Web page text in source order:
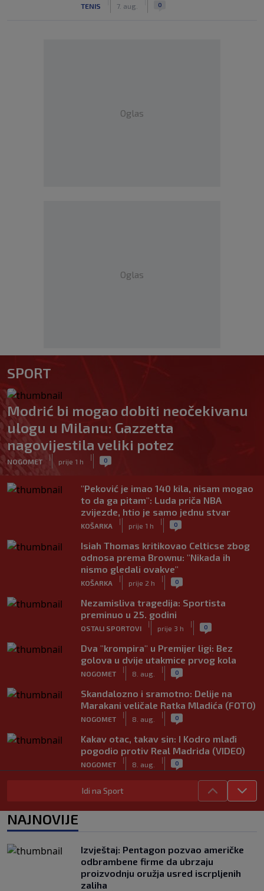
TENIS 7. aug. 0
Oglas
Oglas
SPORT
Modrić bi mogao dobiti neočekivanu
ulogu u Milanu: Gazzetta
nagovijestila veliki potez
NOGOMET
|
prije 1 h
| 0
"Peković je imao 140 kila, nisam mogao
to da ga pitam": Luda priča NBA
zvijezde, htio je samo jednu stvar
KOŠARKA
|
prije 1 h
| 0
Isiah Thomas kritikovao Celticse zbog
odnosa prema Brownu: "Nikada ih
nismo gledali ovakve"
KOŠARKA
|
prije 2 h
| 0
Nezamisliva tragedija: Sportista
preminuo u 25. godini
OSTALI SPORTOVI
|
prije 3 h
| 0
Dva "krompira" u Premijer ligi: Bez
golova u dvije utakmice prvog kola
NOGOMET
|
8. aug.
| 0
Skandalozno i sramotno: Delije na
Marakani veličale Ratka Mladića (FOTO)
NOGOMET
|
8. aug.
| 0
Kakav otac, takav sin: I Kodro mlađi
pogodio protiv Real Madrida (VIDEO)
NOGOMET
|
8. aug.
| 0
Sudija dosjetljivim komentarom
nasmijao publiku nakon žalbe tenisera
nasrnuo na gostujuće fudbalere
(VIDEO)
NOGOMET
|
8. aug.
| 0
Idi na Sport
NAJNOVIJE
Izvještaj: Pentagon pozvao američke
odbrambene firme da ubrzaju
proizvodnju oružja usred iscrpljenih
zaliha